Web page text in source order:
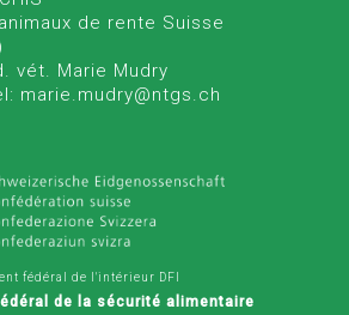
de rente Suisse
vét. Marie Mudry
marie.mudry@ntgs.ch
fédéral de l'intérieur DFI
de la sécurité alimentaire